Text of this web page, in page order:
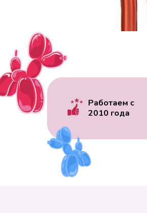
Работаем с
2010 года